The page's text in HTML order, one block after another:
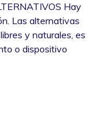
Hay
Las alternativas
y naturales, es
o dispositivo